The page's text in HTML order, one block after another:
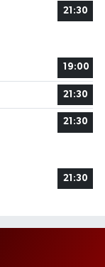
21:30
19:00
21:30
21:30
21:30